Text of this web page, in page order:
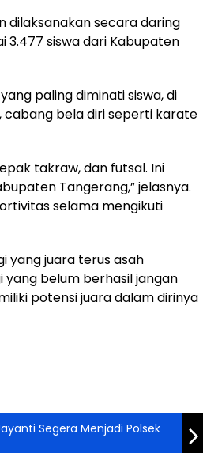
dilaksanakan secara daring
3.477 siswa dari Kabupaten
paling diminati siswa, di
cabang bela diri seperti karate
takraw, dan futsal. Ini
Tangerang,” jelasnya.
selama mengikuti
yang juara terus asah
yang belum berhasil jangan
potensi juara dalam dirinya
Segera Menjadi Polsek